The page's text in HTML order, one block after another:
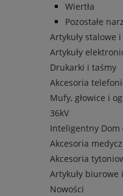
Wiertła
Pozostałe
Artykuły stalowe
Artykuły
Drukarki i taśmy
Akcesoria
Mufy, głowice i
36kV
Inteligentny Dom
Akcesoria
Akcesoria
Artykuły biurowe
Nowości